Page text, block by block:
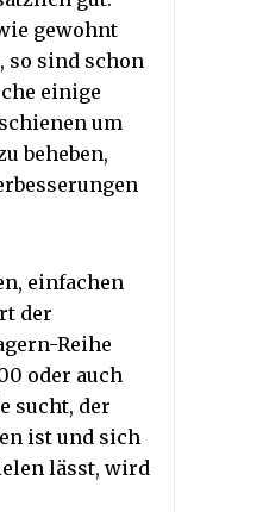
gewohnt
so sind schon
einige
um
beheben,
einfachen
der
Reihe
oder auch
sucht, der
ist und sich
lässt, wird